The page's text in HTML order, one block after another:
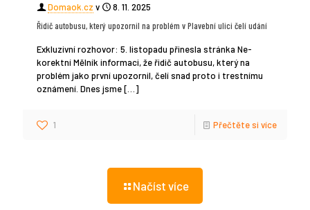
Domaok.cz v
8. 11. 2025
Řidič autobusu, který upozornil na problém v Plavební ulici čelí udání
Exkluzivní rozhovor: 5. listopadu přinesla stránka Ne-
korektní Mělník informaci, že řidič autobusu, který na
problém jako první upozornil, čelí snad proto i trestnímu
oznámení. Dnes jsme[…]
1 Přečtěte si více
Načíst více